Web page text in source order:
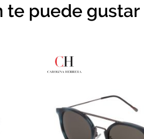
te puede gustar